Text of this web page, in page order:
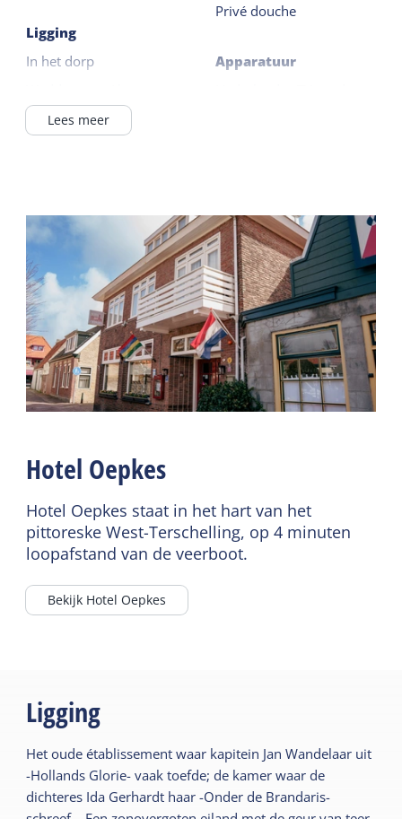
Ligging
In het dorp
Verzorging
Algemeen
Slaapkamer begane
grond
Centrale verwarming
Airconditioning
Wifi privé
Dekbedden
Privé douche
Apparatuur
Ontbijtbuffet
Wifi gedeeld
Parkeerterrein
Cafe / bar
Horecaterras
Lees meer
Lees meer
Hotel Oepkes
Hotel Oepkes staat in het hart van het
pittoreske West-Terschelling, op 4 minuten
loopafstand van de veerboot.
Bekijk Hotel Oepkes
Ligging
Het oude établissement waar kapitein Jan Wandelaar uit
-Hollands Glorie- vaak toefde; de kamer waar de
dichteres Ida Gerhardt haar -Onder de Brandaris-